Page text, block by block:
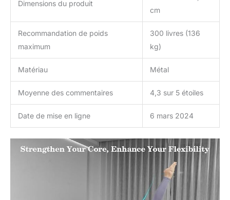
Dimensions du produit
cm
Recommandation de poids
maximum
300 livres (136
kg)
Matériau Métal
Moyenne des commentaires 4,3 sur 5 étoiles
Date de mise en ligne 6 mars 2024